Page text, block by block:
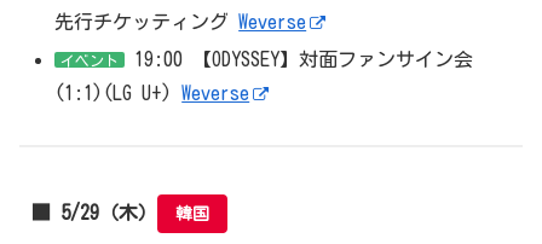
先行チケッティングWeverse
イベント
19:00 【ODYSSEY】対面ファンサイン会
(1:1)(LG U+)Weverse
■ 5/29（木） 韓国